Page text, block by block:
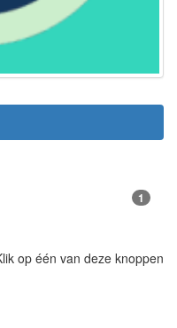
1
op één van deze knoppen